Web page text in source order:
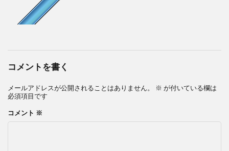
コメントを書く
メールアドレスが公開されることはありません。 ※ が付いている欄は
必須項目です
コメント ※